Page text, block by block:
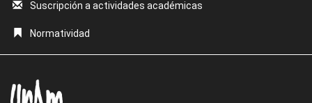
Suscripción a actividades académicas
Normatividad